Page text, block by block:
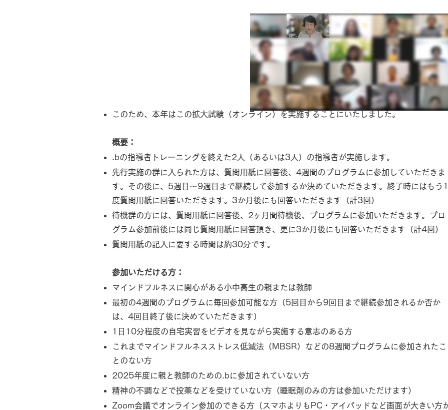
このため、本年はこの拡大試験（オンライン）を実施することにいたしました。
概要：
.bの指導者トレーニングを終えた2人（あるいは3人）の指導者が実施します。
先行実施の群に入られた方は、質問用紙に回答後、4週間のプログラムに参加していただきま
す。その後に、5週目〜9週目まで継続して参加するか決めていただきます。終了時にはもう1
度質問用紙に回答いただきます。3か月後にも回答いただきます（計3回）
待機群の方には、質問用紙に回答後、2ヶ月間待機後、プログラムに参加いただきます。プロ
グラム参加前後には同じ質問用紙に回答頂き、更に3か月後にも回答いただきます（計4回）
質問用紙の記入に要する時間は約30分です。
参加いただける方：
マインドフルネスに関心がある小中高生の親または教師
最初の4週間のプログラムに毎回参加可能な方（5回目から9回目まで継続参加されるか否か
は、4回目終了後に決めていただきます）
1日10分程度の自宅実習をビデオを見ながら実施する意志のある方
これまでマインドフルネスストレス低減法（MBSR）などの8週間プログラムに参加されたこ
とのない方
2025年度に親と教師のための.bに参加されていない方
精神の不調などで投薬などを受けていない方（睡眠剤のみの方は参加いただけます）
Zoom会議でオンライン参加のできる方（スマホよりもPC・アイパッドなど画面が大きい方